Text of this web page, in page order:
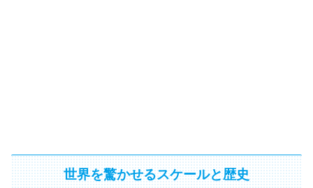
世界を驚かせるスケールと歴史